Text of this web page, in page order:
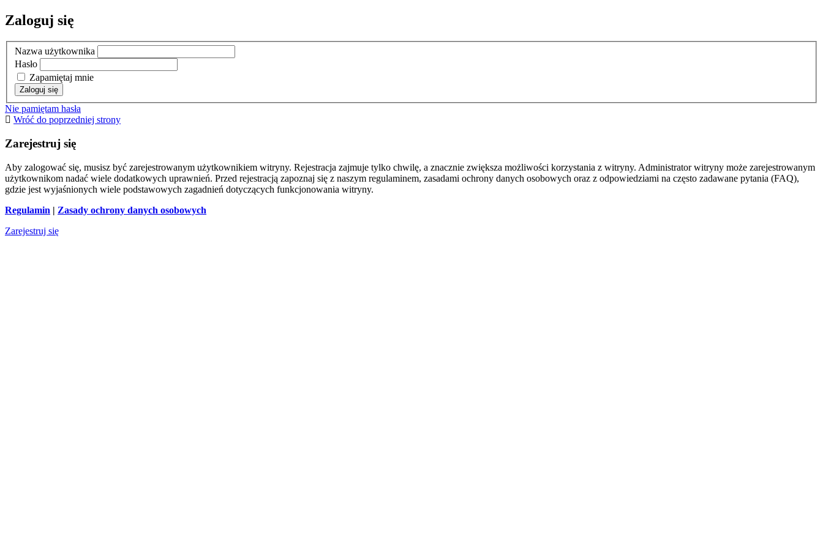
Zaloguj się
Nazwa użytkownika
Hasło
Zapamiętaj mnie
Nie pamiętam hasła
Wróć do poprzedniej strony
Zarejestruj się
Aby zalogować się, musisz być zarejestrowanym użytkownikiem witryny. Rejestracja zajmuje tylko chwilę, a znacznie zwiększa możliwości korzystania z witryny. Administrator witryny może zarejestrowanym
użytkownikom nadać wiele dodatkowych uprawnień. Przed rejestracją zapoznaj się z naszym regulaminem, zasadami ochrony danych osobowych oraz z odpowiedziami na często zadawane pytania (FAQ),
gdzie jest wyjaśnionych wiele podstawowych zagadnień dotyczących funkcjonowania witryny.
Regulamin | Zasady ochrony danych osobowych
Zarejestruj się